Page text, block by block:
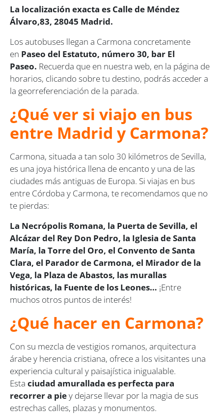
La localización exacta es Calle de Méndez
Álvaro,83, 28045 Madrid.
Los autobuses llegan a Carmona concretamente
en Paseo del Estatuto, número 30, bar El
Paseo. Recuerda que en nuestra web, en la página de
horarios, clicando sobre tu destino, podrás acceder a
la georreferenciación de la parada.
¿Qué ver si viajo en bus
entre Madrid y Carmona?
Carmona, situada a tan solo 30 kilómetros de Sevilla,
es una joya histórica llena de encanto y una de las
ciudades más antiguas de Europa. Si viajas en bus
entre Córdoba y Carmona, te recomendamos que no
te pierdas:
La Necrópolis Romana, la Puerta de Sevilla, el
Alcázar del Rey Don Pedro, la Iglesia de Santa
María, la Torre del Oro, el Convento de Santa
Clara, el Parador de Carmona, el Mirador de la
Vega, la Plaza de Abastos, las murallas
históricas, la Fuente de los Leones… ¡Entre
muchos otros puntos de interés!
¿Qué hacer en Carmona?
Con su mezcla de vestigios romanos, arquitectura
árabe y herencia cristiana, ofrece a los visitantes una
experiencia cultural y paisajística inigualable.
Esta ciudad amurallada es perfecta para
recorrer a piey dejarse llevar por la magia de sus
estrechas calles, plazas y monumentos.